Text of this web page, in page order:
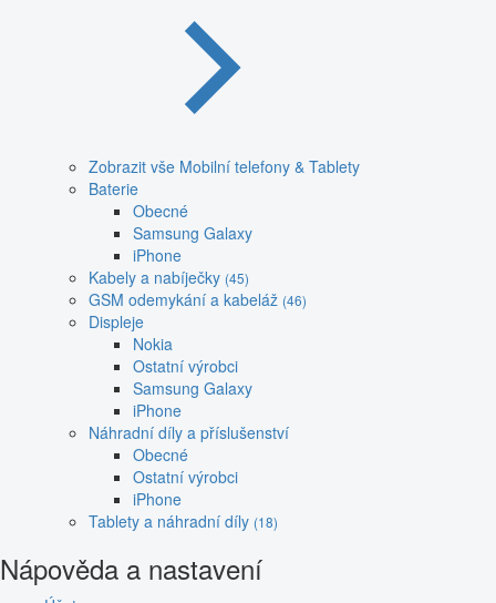
Zobrazit vše Mobilní telefony & Tablety
Baterie
Obecné
Samsung Galaxy
iPhone
Kabely a nabíječky (45)
GSM odemykání a kabeláž (46)
Displeje
Nokia
Ostatní výrobci
Samsung Galaxy
iPhone
Náhradní díly a příslušenství
Obecné
Ostatní výrobci
iPhone
Tablety a náhradní díly (18)
Nápověda a nastavení